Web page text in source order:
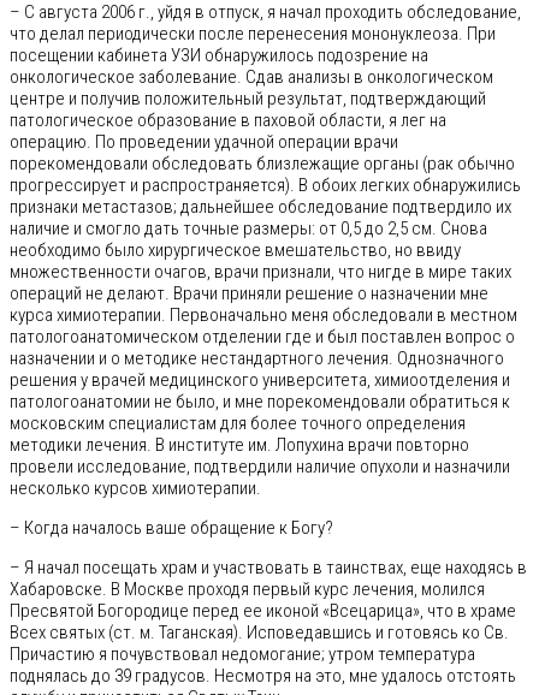
– С августа 2006 г., уйдя в отпуск, я начал проходить обследование,
что делал периодически после перенесения мононуклеоза. При
посещении кабинета УЗИ обнаружилось подозрение на
онкологическое заболевание. Сдав анализы в онкологическом
центре и получив положительный результат, подтверждающий
патологическое образование в паховой области, я лег на
операцию. По проведении удачной операции врачи
порекомендовали обследовать близлежащие органы (рак обычно
прогрессирует и распространяется). В обоих легких обнаружились
признаки метастазов; дальнейшее обследование подтвердило их
наличие и смогло дать точные размеры: от 0,5 до 2,5 см. Снова
необходимо было хирургическое вмешательство, но ввиду
множественности очагов, врачи признали, что нигде в мире таких
операций не делают. Врачи приняли решение о назначении мне
курса химиотерапии. Первоначально меня обследовали в местном
патологоанатомическом отделении где и был поставлен вопрос о
назначении и о методике нестандартного лечения. Однозначного
решения у врачей медицинского университета, химиоотделения и
патологоанатомии не было, и мне порекомендовали обратиться к
московским специалистам для более точного определения
методики лечения. В институте им. Лопухина врачи повторно
провели исследование, подтвердили наличие опухоли и назначили
несколько курсов химиотерапии.
– Когда началось ваше обращение к Богу?
– Я начал посещать храм и участвовать в таинствах, еще находясь в
Хабаровске. В Москве проходя первый курс лечения, молился
Пресвятой Богородице перед ее иконой «Всецарица», что в храме
Всех святых (ст. м. Таганская). Исповедавшись и готовясь ко Св.
Причастию я почувствовал недомогание; утром температура
поднялась до 39 градусов. Несмотря на это, мне удалось отстоять